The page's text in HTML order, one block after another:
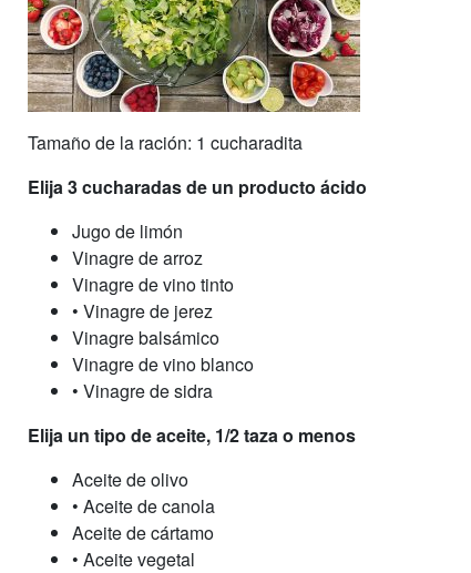
Tamaño de la ración: 1 cucharadita
Elija 3 cucharadas de un producto ácido
Jugo de limón
Vinagre de arroz
Vinagre de vino tinto
• Vinagre de jerez
Vinagre balsámico
Vinagre de vino blanco
• Vinagre de sidra
Elija un tipo de aceite, 1/2 taza o menos
Aceite de olivo
• Aceite de canola
Aceite de cártamo
• Aceite vegetal